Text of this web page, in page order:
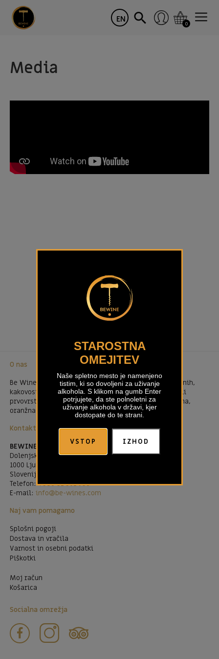
STAROSTNA
OMEJITEV
Naše spletno mesto je namenjeno
tistim, ki so dovoljeni za uživanje
alkohola. S klikom na gumb Enter
potrjujete, da ste polnoletni za
uživanje alkohola v državi, kjer
dostopate do te strani.
VSTOP IZHOD
EN 0
Media
O nas
Be Wine je spletna vinoteka najrazličnejših in priznanih,
kakovostnih slovenskih vin. V naši ponudbi boste našli
prvovrstna bela in rdeča vina ter posebna naravna vina,
oranžna vina in penine.
Kontakt
BEWINES d.o.o.
Dolenjska cesta 83
1000 Ljubljana
Slovenija
Telefon:+386 51 301 956
E-mail: info@be-wines.com
Naj vam pomagamo
Splošni pogoji
Dostava in vračila
Varnost in osebni podatki
Piškotki
Moj račun
Košarica
Socialna omrežja